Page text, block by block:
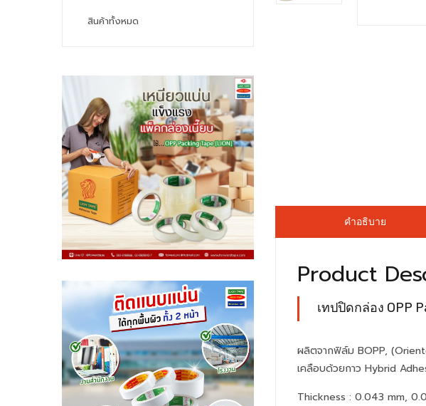
สินค้าทั้งหมด
คำอธิบาย
Product
เทปปิดกล่อง OPP
ผลิตจากฟิล์ม BOPP,
เคลือบด้วยกาว Hybrid
Thickness : 0.043 mm,